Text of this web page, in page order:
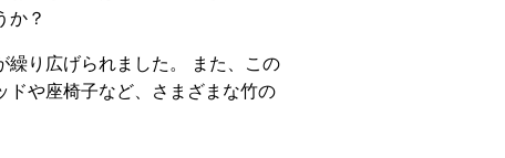
か？
り広げられました。 また、この
ドや座椅子など、さまざまな竹の